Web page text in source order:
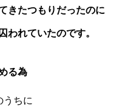
きたつもりだったのに
われていたのです。
る為
うちに